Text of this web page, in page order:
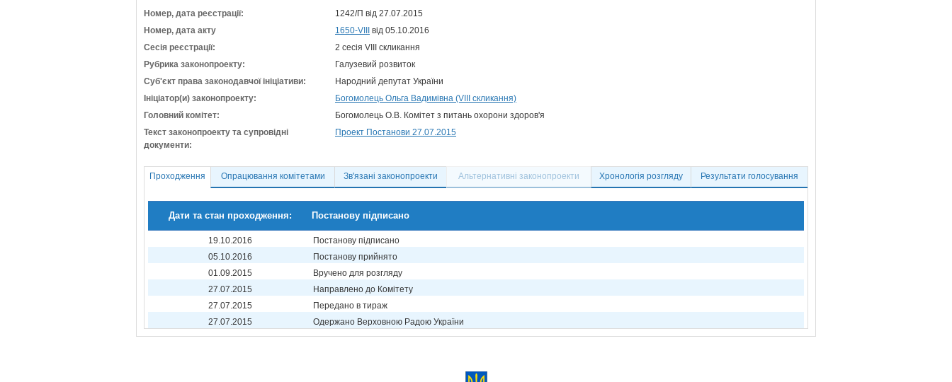
Номер, дата реєстрації:
1242/П від 27.07.2015
Номер, дата акту
1650-VIII
від 05.10.2016
Сесія реєстрації:
2 сесія VIII скликання
Рубрика законопроекту:
Галузевий розвиток
Суб'єкт права законодавчої ініціативи:
Народний депутат України
Ініціатор(и) законопроекту:
Богомолець Ольга Вадимівна (VIII скликання)
Головний комітет:
Богомолець О.В. Комітет з питань охорони здоров'я
Текст законопроекту та супровідні
документи:
Проект Постанови 27.07.2015
Проходження Опрацювання комітетами Зв'язані законопроекти Альтернативні законопроекти Хронологія розгляду Результати голосування
Дати та стан проходження: Постанову підписано
19.10.2016
Постанову підписано
05.10.2016
Постанову прийнято
01.09.2015
Вручено для розгляду
27.07.2015
Направлено до Комітету
27.07.2015
Передано в тираж
27.07.2015
Одержано Верховною Радою України